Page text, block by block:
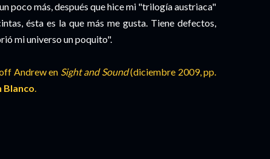
poco más, después que hice mi "trilogía austriaca"
ésta es la que más me gusta. Tiene defectos,
mi universo un poquito".
Andrew en Sight and Sound(diciembre 2009, pp.
Blanco.